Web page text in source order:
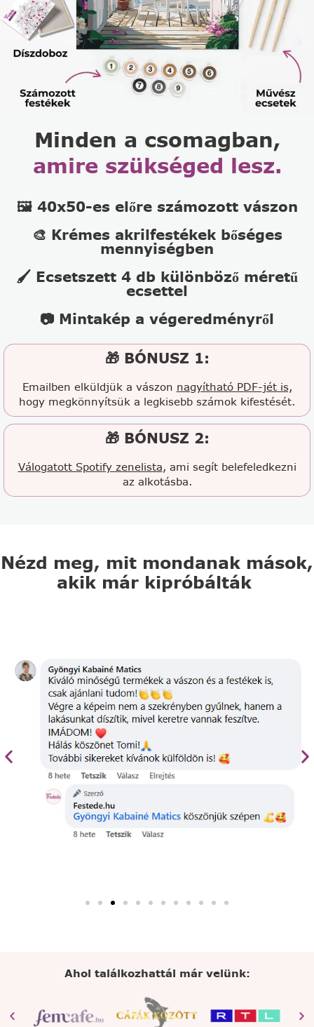
Minden a csomagban,
amire szükséged lesz.
🖼️ 40x50-es előre számozott vászon
🎨 Krémes akrilfestékek bőséges
mennyiségben
🖌️ Ecsetszett 4 db különböző méretű
ecsettel
📷 Mintakép a végeredményről
🎁 BÓNUSZ 1:
Emailben elküldjük a vászon nagyítható PDF-jét is,
hogy megkönnyítsük a legkisebb számok kifestését.
🎁 BÓNUSZ 2:
Válogatott Spotify zenelista, ami segít belefeledkezni
az alkotásba.
Nézd meg, mit mondanak mások,
akik már kipróbálták
Ahol találkozhattál már velünk: